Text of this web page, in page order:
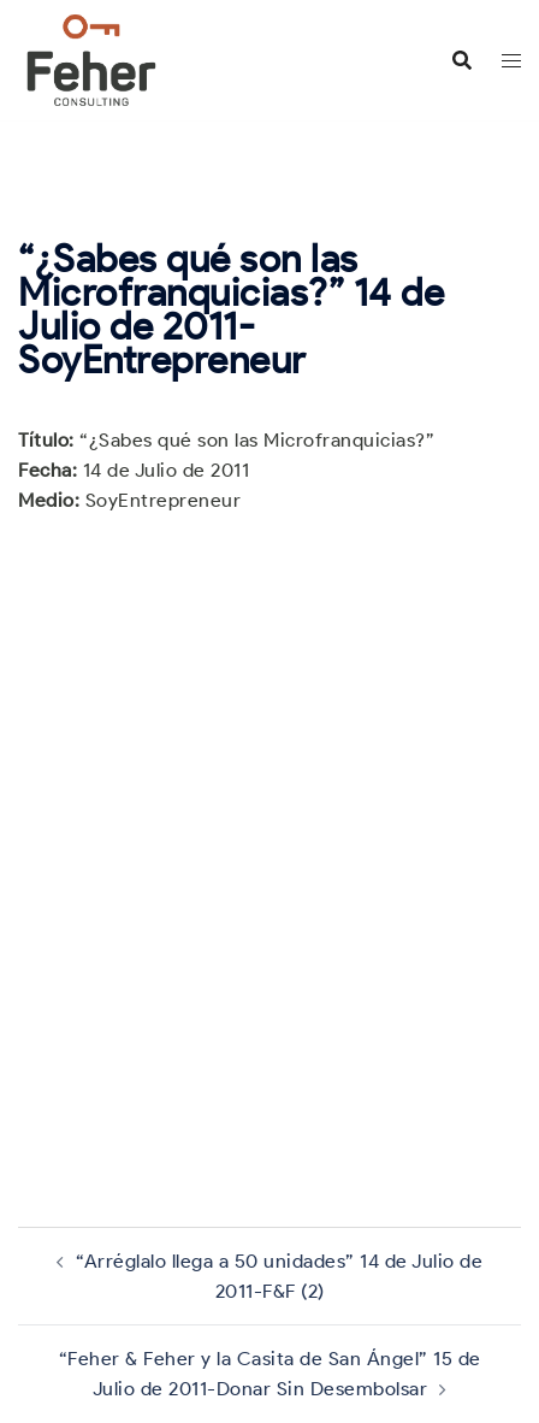
contenido
“¿Sabes qué son las
Microfranquicias?” 14 de
Julio de 2011-
SoyEntrepreneur
Título: “¿Sabes qué son las Microfranquicias?”
Fecha: 14 de Julio de 2011
Medio: SoyEntrepreneur
Navegación
“Arréglalo llega a 50 unidades” 14 de Julio de
2011-F&F (2)
“Feher & Feher y la Casita de San Ángel” 15 de
Julio de 2011-Donar Sin Desembolsar